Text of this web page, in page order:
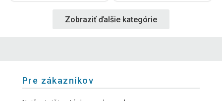
Zobraziť ďalšie kategórie
Pre zákazníkov